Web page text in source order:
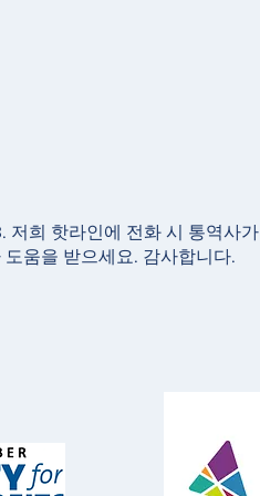
저희 핫라인에 전화 시 통역사가
움을 받으세요. 감사합니다.